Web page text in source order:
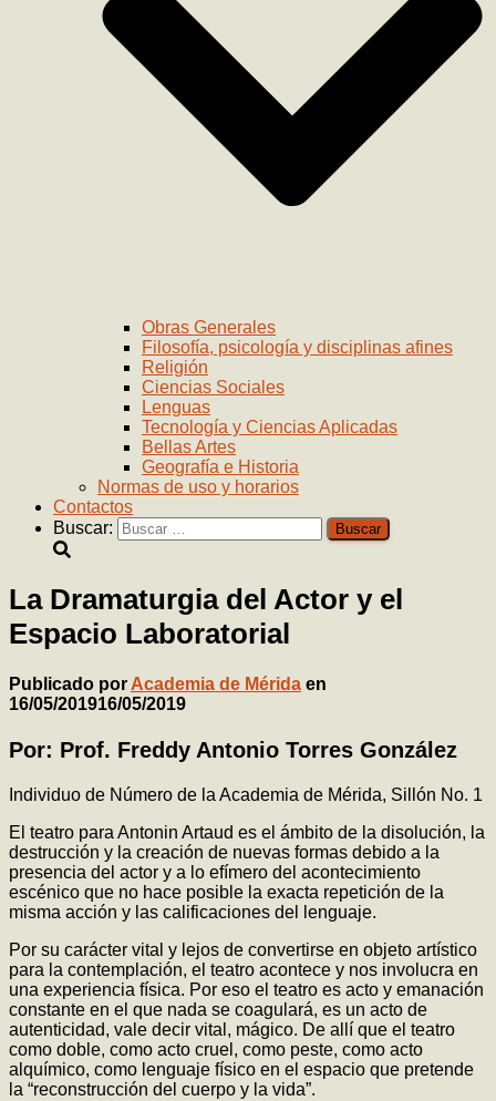
Obras Generales
Filosofía, psicología y disciplinas afines
Religión
Ciencias Sociales
Lenguas
Tecnología y Ciencias Aplicadas
Bellas Artes
Geografía e Historia
Normas de uso y horarios
Contactos
Buscar:
La Dramaturgia del Actor y el
Espacio Laboratorial
Publicado por Academia de Mérida en
16/05/201916/05/2019
Por: Prof. Freddy Antonio Torres González
Individuo de Número de la Academia de Mérida, Sillón No. 1
El teatro para Antonin Artaud es el ámbito de la disolución, la
destrucción y la creación de nuevas formas debido a la
presencia del actor y a lo efímero del acontecimiento
escénico que no hace posible la exacta repetición de la
misma acción y las calificaciones del lenguaje.
Por su carácter vital y lejos de convertirse en objeto artístico
para la contemplación, el teatro acontece y nos involucra en
una experiencia física. Por eso el teatro es acto y emanación
constante en el que nada se coagulará, es un acto de
autenticidad, vale decir vital, mágico. De allí que el teatro
como doble, como acto cruel, como peste, como acto
alquímico, como lenguaje físico en el espacio que pretende
la “reconstrucción del cuerpo y la vida”.